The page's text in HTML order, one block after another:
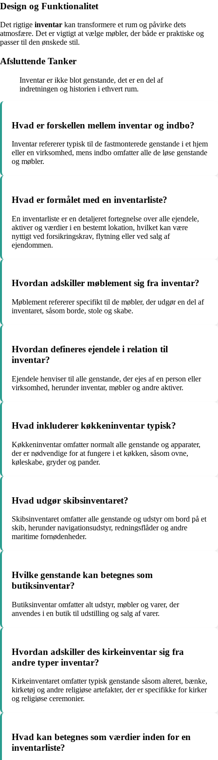
Design og Funktionalitet
Det rigtige inventar kan transformere et rum og påvirke dets
atmosfære. Det er vigtigt at vælge møbler, der både er praktiske og
passer til den ønskede stil.
Afsluttende Tanker
Inventar er ikke blot genstande, det er en del af
indretningen og historien i ethvert rum.
Hvad er forskellen mellem inventar og indbo?
Inventar refererer typisk til de fastmonterede genstande i et hjem
eller en virksomhed, mens indbo omfatter alle de løse genstande
og møbler.
Hvad er formålet med en inventarliste?
En inventarliste er en detaljeret fortegnelse over alle ejendele,
aktiver og værdier i en bestemt lokation, hvilket kan være
nyttigt ved forsikringskrav, flytning eller ved salg af
ejendommen.
Hvordan adskiller møblement sig fra inventar?
Møblement refererer specifikt til de møbler, der udgør en del af
inventaret, såsom borde, stole og skabe.
Hvordan defineres ejendele i relation til
inventar?
Ejendele henviser til alle genstande, der ejes af en person eller
virksomhed, herunder inventar, møbler og andre aktiver.
Hvad inkluderer køkkeninventar typisk?
Køkkeninventar omfatter normalt alle genstande og apparater,
der er nødvendige for at fungere i et køkken, såsom ovne,
køleskabe, gryder og pander.
Hvad udgør skibsinventaret?
Skibsinventaret omfatter alle genstande og udstyr om bord på et
skib, herunder navigationsudstyr, redningsflåder og andre
maritime fornødenheder.
Hvilke genstande kan betegnes som
butiksinventar?
Butiksinventar omfatter alt udstyr, møbler og varer, der
anvendes i en butik til udstilling og salg af varer.
Hvordan adskiller des kirkeinventar sig fra
andre typer inventar?
Kirkeinventaret omfatter typisk genstande såsom alteret, bænke,
kirketøj og andre religiøse artefakter, der er specifikke for kirker
og religiøse ceremonier.
Hvad kan betegnes som værdier inden for en
inventarliste?